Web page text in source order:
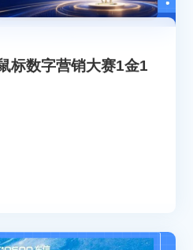
标数字营销大赛1金1